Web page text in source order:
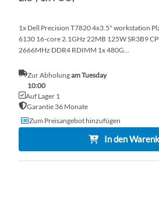
1x Dell Precision T7820 4x3.5" workstation
6130 16-core 2.1GHz 22MB 125W SR3B9
2666MHz DDR4 RDIMM 1x 480G...
Zur Abholungam Tuesday
10:00
Auf Lager 1
Garantie 36 Monate
Zum Preisangebot hinzufügen
In den